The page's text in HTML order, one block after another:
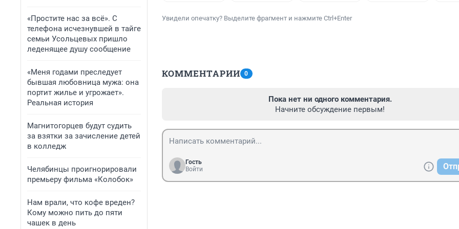
«Простите нас за всё». С
телефона исчезнувшей в тайге
семьи Усольцевых пришло
леденящее душу сообщение
«Меня годами преследует
бывшая любовница мужа: она
портит жилье и угрожает».
Реальная история
Магнитогорцев будут судить
за взятки за зачисление детей
в колледж
Челябинцы проигнорировали
премьеру фильма «Колобок»
Нам врали, что кофе вреден?
Кому можно пить до пяти
чашек в день
Увидели опечатку? Выделите фрагмент и нажмите Ctrl+Enter
КОММЕНТАРИИ 0
Пока нет ни одного комментария.
Начните обсуждение первым!
Гость
Войти